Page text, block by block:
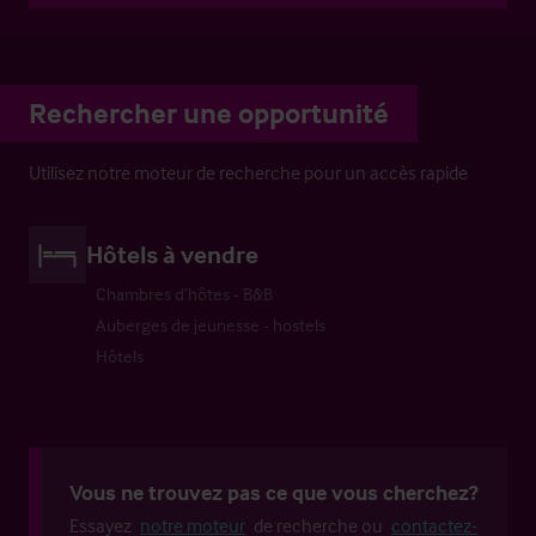
Rechercher une opportunité
Utilisez notre moteur de recherche pour un accès rapide
Hôtels à vendre
Chambres d’hôtes - B&B
Auberges de jeunesse - hostels
Hôtels
Vous ne trouvez pas ce que vous cherchez?
Essayez notre moteur de recherche ou contactez-